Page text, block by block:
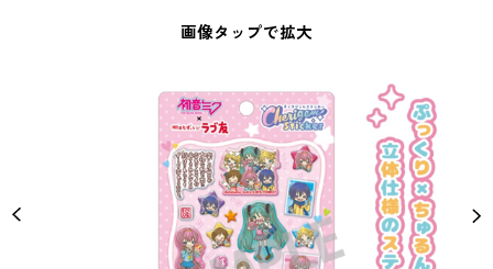
画像タップで拡大